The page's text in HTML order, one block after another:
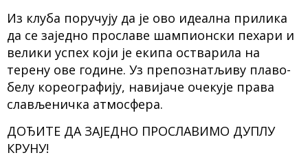
Из клуба поручују да је ово идеална прилика
да се заједно прославе шампионски пехари и
велики успех који је екипа остварила на
терену ове године. Уз препознатљиву плаво-
белу кореографију, навијаче очекује права
слављеничка атмосфера.
ДОЂИТЕ ДА ЗАЈЕДНО ПРОСЛАВИМО ДУПЛУ
КРУНУ!